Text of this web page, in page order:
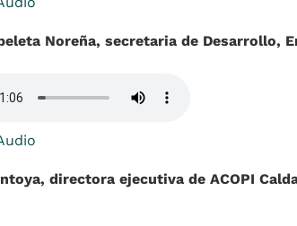
Noreña, secretaria de Desarrollo,
directora ejecutiva de ACOPI